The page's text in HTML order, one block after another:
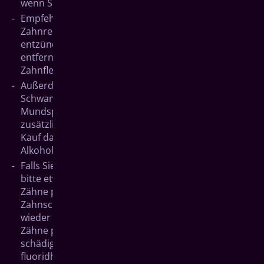
wenn Sie dies öfters feststellen.
Empfehlenswert sind regelmäßige professionelle
Zahnreinigungen. Dabei werden nahezu alle
entzündungsauslösenden bakteriellen Beläge
entfernt – ein zusätzlicher Schutz für Zähne und
Zahnfleisch.
Außerdem ist es ratsam, während der
Schwangerschaft eine fluoridhaltige
Mundspüllösung zu verwenden, um die Zähne
zusätzlich zu schützen. Achten Sie allerdings beim
Kauf darauf, dass die Mundspüllösung keinen
Alkohol enthält.
Falls Sie sich übergeben müssen, warten Sie danach
bitte etwa eine halbe Stunde ab, bevor Sie sich die
Zähne putzen. Durch die Magensäure wird der
Zahnschmelz angegriffen und muss sich zunächst
wieder regenerieren. Wenn Sie sich sofort die
Zähne putzen, könnten Sie den Zahnschmelz
schädigen. Spülen Sie besser mit Wasser oder
fluoridhaltigen, alkoholfreien Mundspüllösungen,